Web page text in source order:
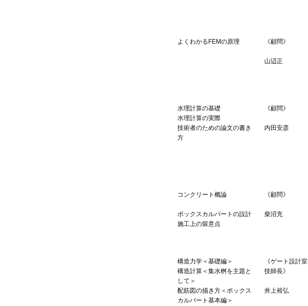
よくわかるFEMの原理 《顧問》
山辺正
水理計算の基礎
水理計算の実際
技術者のための論文の書き
方
《顧問》
内田安彦
コンクリート概論
ボックスカルバートの設計
施工上の留意点
《顧問》
柴沼充
構造力学＜基礎編＞
構造計算＜集水桝を主題と
して＞
配筋図の描き方＜ボックス
カルバート基本編＞
《ゲート設計室
技師長》
井上裕弘